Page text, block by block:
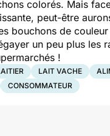
colorés. Mais
peut-être
bouchons de
un peu plus les
!
LAIT VACHE
CONSOMMATEUR